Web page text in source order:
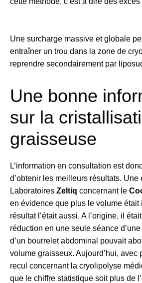
Une surcharge massive et globale
entraîner un trou dans la zone de
reprendre secondairement par
Une bonne
sur la
graisseuse
L’information en consultation est
d’obtenir les meilleurs résultats.
Laboratoires Zeltiq concernant le
en évidence que plus le volume était
résultat l’était aussi. A l’origine, il
réduction en une seule séance
d’un bourrelet abdominal pouvait
volume graisseux. Aujourd’hui, avec
recul concernant la cryolipolyse
que le chiffre statistique soit plus de